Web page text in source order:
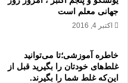
جهانی معلم است
اکتبر 4, 2016
خاطره آموزشی؛تا می‌توانید
غلط‌های خودتان را بگیرید قبل از
این‌که غلط شما را بگیرند.